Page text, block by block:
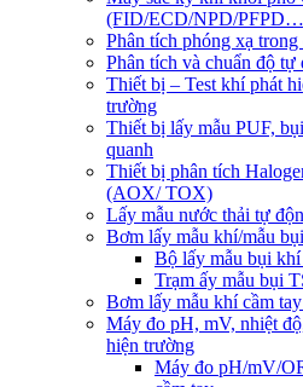
(FID/ECD/NPD/
Phân tích phóng xạ trong
Phân tích và chuẩn độ tự
Thiết bị – Test khí phát
trường
Thiết bị lấy mẫu PUF,
quanh
Thiết bị phân tích
(AOX/ TOX)
Lấy mẫu nước thải tự
Bơm lấy mẫu khí/mẫu bụi
Bộ lấy mẫu bụi
Trạm ấy mẫu bụi
Bơm lấy mẫu khí cầm
Máy đo pH, mV, nhiệt
hiện trường
Máy đo pH/mV/